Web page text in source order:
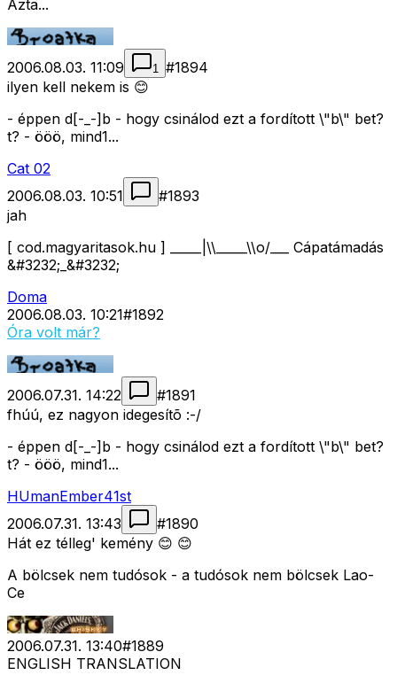
Azta...
2006.08.03. 11:09 1 #1894
ilyen kell nekem is 😊
- éppen d[-_-]b - hogy csinálod ezt a fordított \"b\" bet?
t? - ööö, mind1...
Cat 02
2006.08.03. 10:51
#1893
jah
[ cod.magyaritasok.hu ] _____|\\_____\\o/___ Cápatámadás
&#3232;_&#3232;
Doma
2006.08.03. 10:21#1892
Óra volt már?
2006.07.31. 14:22 #1891
fhúú, ez nagyon idegesítõ :-/
- éppen d[-_-]b - hogy csinálod ezt a fordított \"b\" bet?
t? - ööö, mind1...
HUmanEmber41st
2006.07.31. 13:43
#1890
Hát ez télleg' kemény 😊 😊
A bölcsek nem tudósok - a tudósok nem bölcsek Lao-
Ce
2006.07.31. 13:40#1889
ENGLISH TRANSLATION